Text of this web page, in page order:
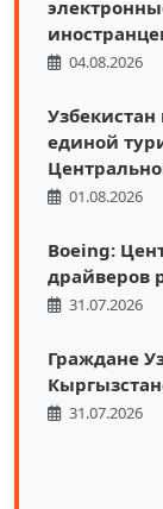
04.08.2026
единой
01.08.2026
Boeing:
драйверов
31.07.2026
Граждане
31.07.2026